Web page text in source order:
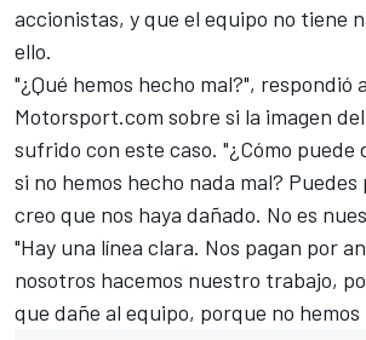
accionistas, y que el equipo no tiene
ello.
"¿Qué hemos hecho mal?", respondió
Motorsport.com sobre si la imagen
sufrido con este caso. "¿Cómo puede
si no hemos hecho nada mal?
creo que nos haya dañado. No es
"Hay una línea clara. Nos pagan por
nosotros hacemos nuestro trabajo,
que dañe al equipo, porque no hemos